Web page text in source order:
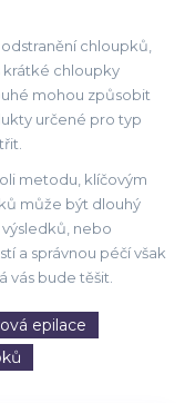
chloupků,
krátké chloupky
mohou způsobit
určené pro typ
metodu, klíčovým
může být dlouhý
nebo
a správnou péčí však
bude těšit.
epilace